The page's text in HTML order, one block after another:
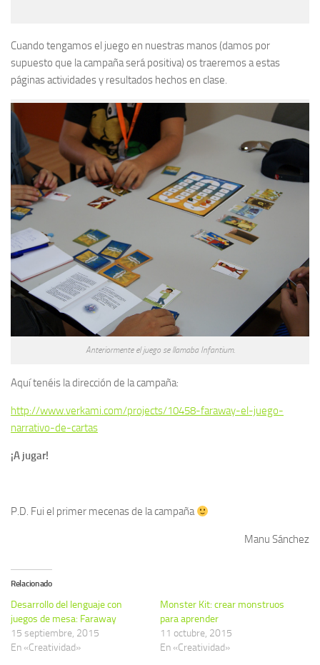
Cuando tengamos el juego en nuestras manos (damos por
supuesto que la campaña será positiva) os traeremos a estas
páginas actividades y resultados hechos en clase.
Anteriormente el juego se llamaba Infantium.
Aquí tenéis la dirección de la campaña:
http://www.verkami.com/projects/10458-faraway-el-juego-
narrativo-de-cartas
¡A jugar!
P.D. Fui el primer mecenas de la campaña
Manu Sánchez
Relacionado
Desarrollo del lenguaje con
juegos de mesa: Faraway
15 septiembre, 2015
En «Creatividad»
Monster Kit: crear monstruos
para aprender
11 octubre, 2015
En «Creatividad»